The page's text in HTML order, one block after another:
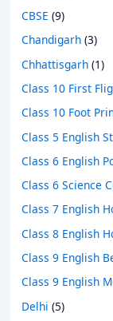
CBSE (9)
Chandigarh (3)
Chhattisgarh (1)
Class 10 First
Class 10 Foot
Class 5 English
Class 6 English
Class 6 Science
Class 7 English
Class 8 English
Class 9 English
Class 9 English
Delhi (5)